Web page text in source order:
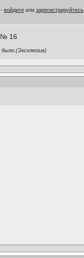
войдитеили зарегистрируйтесь.
№ 16